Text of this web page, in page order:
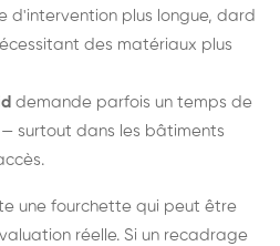
d'intervention plus longue, dard
des matériaux plus
demande parfois un temps de
surtout dans les bâtiments
une fourchette qui peut être
réelle. Si un recadrage